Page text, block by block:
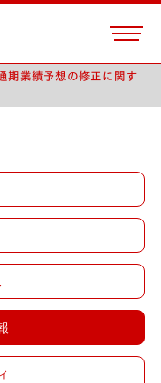
期業績予想の修正に関す